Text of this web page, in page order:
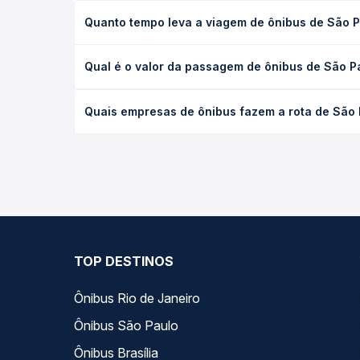
Quanto tempo leva a viagem de ônibus de São
executivo ou leito) e as condições de tráfego. Na
Qual é o valor da passagem de ônibus de São
de poltrona e a antecedência da compra. Na
Quais empresas de ônibus fazem a rota de São
TOP DESTINOS
Ônibus Rio de Janeiro
Ônibus São Paulo
Ônibus Brasília